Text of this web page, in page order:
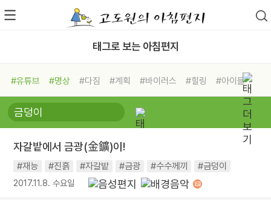
태그로 보는 아침편지
#유튜브 #명상 #다짐 #계획 #바이러스 #힐링
#아이들
#비전캠프
#독서캠프 #삶
#희망
#나눔 #친구 #링컨학교
#독서
#건강 #면역력
자갈밭에서 금광(金鑛)이!
#재능 #진흙 #자갈밭 #금광 #수수께끼 #금덩이
2017.11.8. 수요일